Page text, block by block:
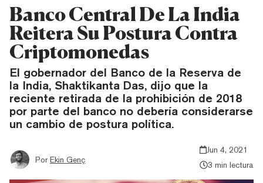
Banco Central De La India
Reitera Su Postura Contra
Criptomonedas
El gobernador del Banco de la Reserva de
la India, Shaktikanta Das, dijo que la
reciente retirada de la prohibición de 2018
por parte del banco no debería considerarse
un cambio de postura política.
Por Ekin Genç
Jun 4, 2021
3 min lectura